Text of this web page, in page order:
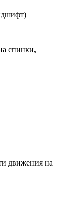
спинки,
движения на